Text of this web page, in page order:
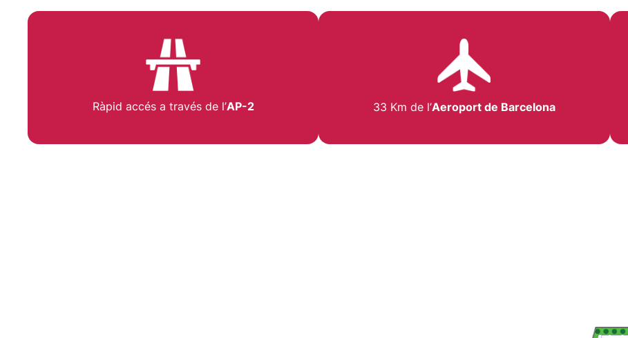
Ràpid accés a través de l’AP-2 33 Km de l’Aeroport de Barcelona